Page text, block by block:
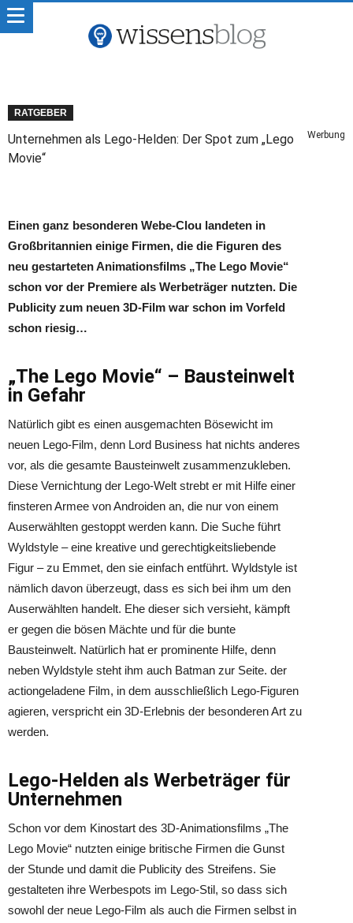
RATGEBER
Unternehmen als Lego-Helden: Der Spot zum „Lego
Movie“
Werbung
Einen ganz besonderen Webe-Clou landeten in
Großbritannien einige Firmen, die die Figuren des
neu gestarteten Anima­tionsfilms „The Lego Movie“
schon vor der Premiere als Werbeträger nutzten. Die
Publicity zum neuen 3D-Film war schon im Vorfeld
schon riesig…
„The Lego Movie“ – Bausteinwelt
in Gefahr
Natürlich gibt es einen ausgemachten Bösewicht im
neuen Lego-Film, denn Lord Business hat nichts anderes
vor, als die gesamte Bausteinwelt zusammenzukleben.
Diese Vernichtung der Lego-Welt strebt er mit Hilfe einer
finsteren Armee von Androiden an, die nur von einem
Auserwählten gestoppt werden kann. Die Suche führt
Wyldstyle – eine kreative und gerechtigkeitsliebende
Figur – zu Emmet, den sie einfach entführt. Wyldstyle ist
nämlich davon überzeugt, dass es sich bei ihm um den
Auserwählten handelt. Ehe dieser sich versieht, kämpft
er gegen die bösen Mächte und für die bunte
Bausteinwelt. Natürlich hat er prominente Hilfe, denn
neben Wyldstyle steht ihm auch Batman zur Seite. der
actiongeladene Film, in dem ausschließlich Lego-Figuren
agieren, verspricht ein 3D-Erlebnis der besonderen Art zu
werden.
Lego-Helden als Werbeträger für
Unternehmen
Schon vor dem Kinostart des 3D-Animationsfilms „The
Lego Movie“ nutzten einige britische Firmen die Gunst
der Stunde und damit die Publicity des Streifens. Sie
gestalteten ihre Werbespots im Lego-Stil, so dass sich
sowohl der neue Lego-Film als auch die Firmen selbst in